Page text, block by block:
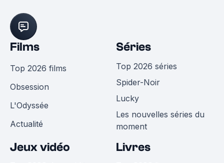
Films
Top 2026 films
Obsession
L'Odyssée
Actualité
Séries
Top 2026 séries
Spider-Noir
Lucky
Les nouvelles séries du
moment
Jeux vidéo Livres